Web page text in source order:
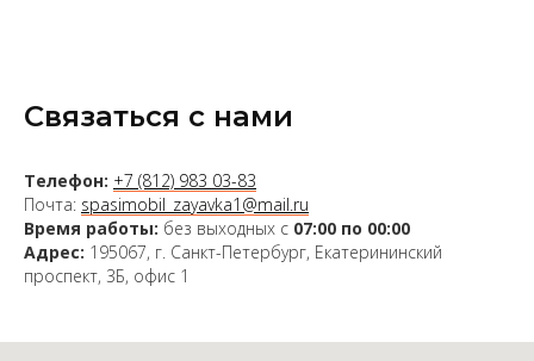
Связаться с нами
Телефон: +7 (812) 983 03-83
Почта: spasimobil_zayavka1@mail.ru
Время работы: без выходных с 07:00 по 00:00
Адрес: 195067, г. Санкт-Петербург, Екатерининский
проспект, 3Б, офис 1